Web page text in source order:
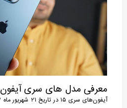
معرفی مدل های سری آیفون ۱۵